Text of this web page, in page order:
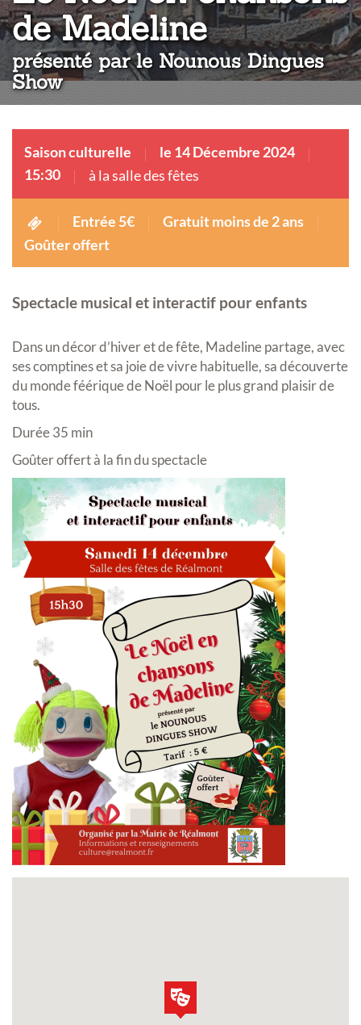
de Madeline:
présenté par le Nounous Dingues
Show
Saison culturelle
le 14 Décembre 2024
15:30
à la salle des fêtes
Entrée 5€
Gratuit moins de 2 ans
Goûter offert
Spectacle musical et interactif pour enfants
Dans un décor d’hiver et de fête, Madeline partage, avec
ses comptines et sa joie de vivre habituelle, sa découverte
du monde féérique de Noël pour le plus grand plaisir de
tous.
Durée 35 min
Goûter offert à la fin du spectacle